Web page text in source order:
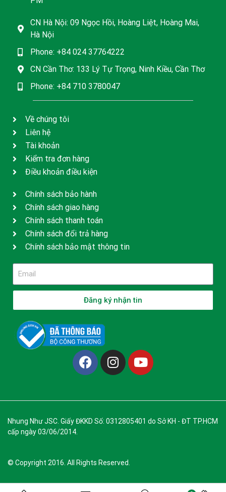
CN Hà Nội: 09 Ngọc Hồi, Hoàng Liệt, Hoàng Mai,
Hà Nội
Phone: +84 024 37764222
CN Cần Thơ: 133 Lý Tự Trọng, Ninh Kiều, Cần Thơ
Phone: +84 710 3780047
Về chúng tôi
Liên hệ
Tài khoản
Kiểm tra đơn hàng
Điều khoản điều kiện
Chính sách bảo hành
Chính sách giao hàng
Chính sách thanh toán
Chính sách đổi trả hàng
Chính sách bảo mật thông tin
Đăng ký nhận tin
© Copyright 2016. All Rights Reserved.
Nhung Như JSC. Giấy ĐKKD Số: 0312805401 do Sở KH - ĐT TP.HCM
cấp ngày 03/06/2014.